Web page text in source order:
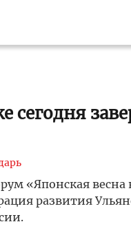
сегодня
«Японская весна
развития